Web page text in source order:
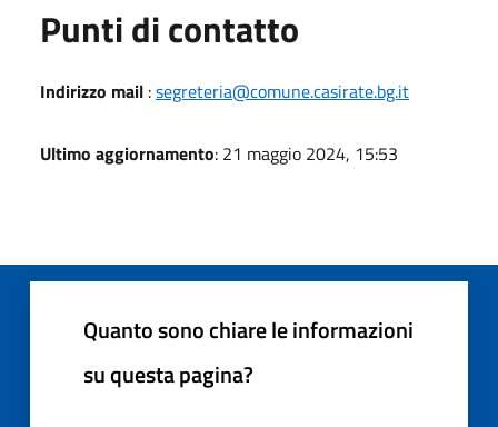
Punti di contatto
Indirizzo mail :segreteria@comune.casirate.bg.it
Ultimo aggiornamento: 21 maggio 2024, 15:53
Quanto sono chiare le informazioni
su questa pagina?